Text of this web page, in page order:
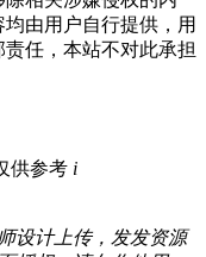
由用户自行提供，用
任，本站不对此承担
供参考 i
设计上传，发发资源